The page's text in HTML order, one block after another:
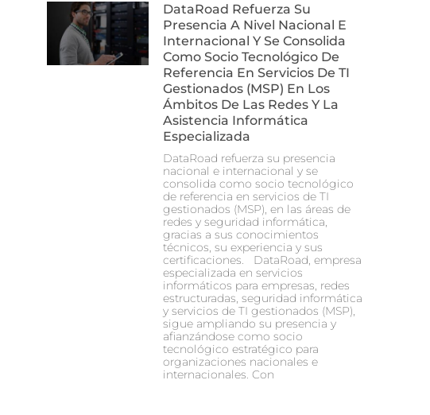
DataRoad Refuerza Su
Presencia A Nivel Nacional E
Internacional Y Se Consolida
Como Socio Tecnológico De
Referencia En Servicios De TI
Gestionados (MSP) En Los
Ámbitos De Las Redes Y La
Asistencia Informática
Especializada
DataRoad refuerza su presencia
nacional e internacional y se
consolida como socio tecnológico
de referencia en servicios de TI
gestionados (MSP), en las áreas de
redes y seguridad informática,
gracias a sus conocimientos
técnicos, su experiencia y sus
certificaciones. DataRoad, empresa
especializada en servicios
informáticos para empresas, redes
estructuradas, seguridad informática
y servicios de TI gestionados (MSP),
sigue ampliando su presencia y
afianzándose como socio
tecnológico estratégico para
organizaciones nacionales e
internacionales. Con